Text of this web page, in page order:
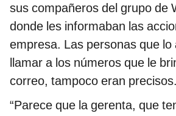
sus compañeros del grupo de
donde les informaban las
empresa. Las personas que
llamar a los números que le
correo, tampoco eran precisos.
“Parece que la gerenta, que